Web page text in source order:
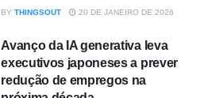
BY THINGSOUT 20 DE JANEIRO DE 2026
Avanço da IA generativa leva
executivos japoneses a prever
redução de empregos na